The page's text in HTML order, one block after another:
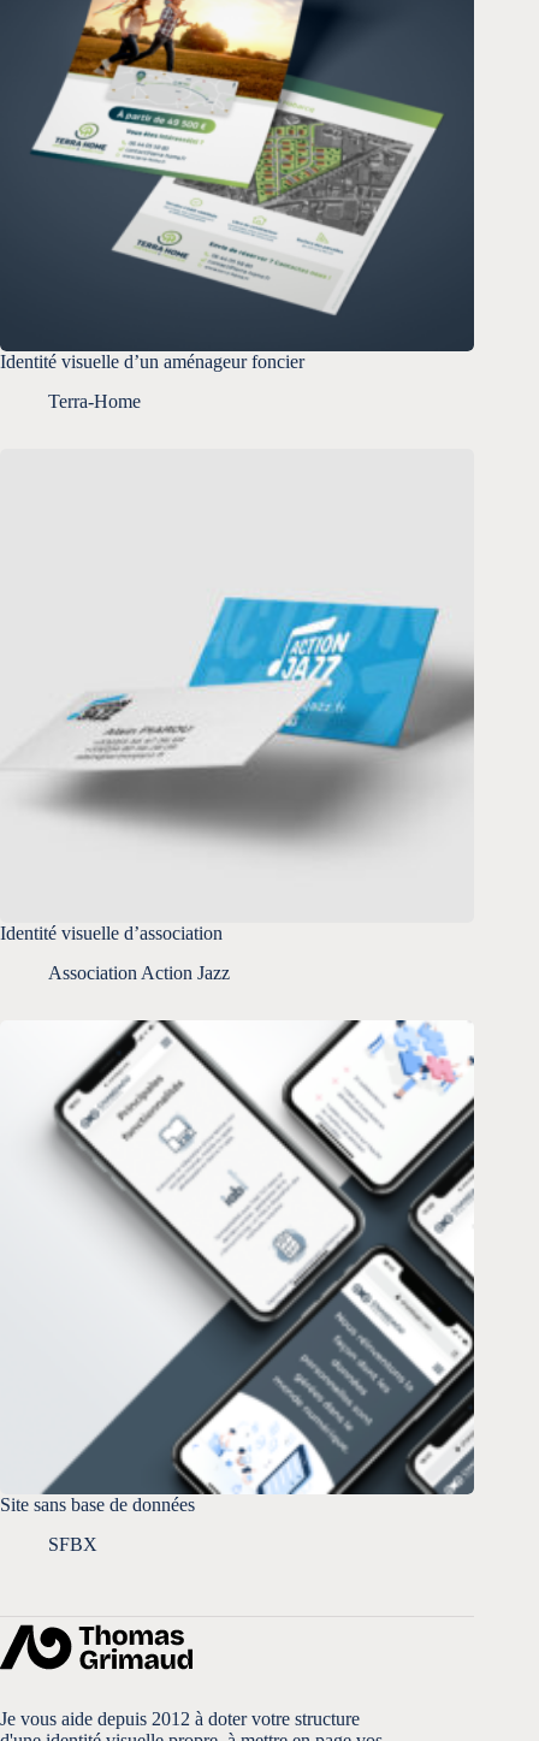
Identité visuelle d’un aménageur foncier
Terra-Home
Identité visuelle d’association
Association Action Jazz
Site sans base de données
SFBX
Je vous aide depuis 2012 à doter votre structure